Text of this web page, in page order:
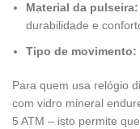
Material da pulseira:
durabilidade e
Tipo de movimento:
Para quem usa relógio
com vidro mineral
5 ATM – isto permite